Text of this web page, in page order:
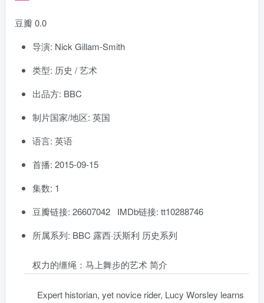
豆瓣 0.0
导演: Nick Gillam-Smith
类型: 历史 / 艺术
出品方: BBC
制片国家/地区: 英国
语言: 英语
首播: 2015-09-15
集数: 1
豆瓣链接: 26607042 IMDb链接: tt10288746
所属系列: BBC 露西·沃斯利 历史系列
权力的缰绳：马上舞步的艺术 简介
Expert historian, yet novice rider, Lucy Worsley learns